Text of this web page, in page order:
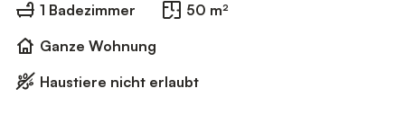
1 Badezimmer
50 m²
Ganze Wohnung
Haustiere nicht erlaubt